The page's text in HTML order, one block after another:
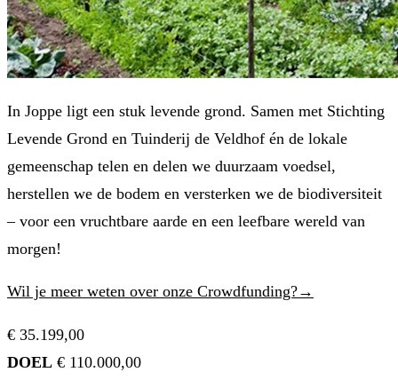
In Joppe ligt een stuk levende grond. Samen met Stichting
Levende Grond en Tuinderij de Veldhof én de lokale
gemeenschap telen en delen we duurzaam voedsel,
herstellen we de bodem en versterken we de biodiversiteit
– voor een vruchtbare aarde en een leefbare wereld van
morgen!
Wil je meer weten over onze Crowdfunding?→
€ 35.199,00
DOEL € 110.000,00